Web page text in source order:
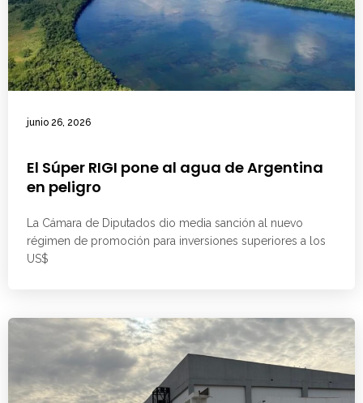
junio 26, 2026
El Súper RIGI pone al agua de Argentina
en peligro
La Cámara de Diputados dio media sanción al nuevo
régimen de promoción para inversiones superiores a los
US$